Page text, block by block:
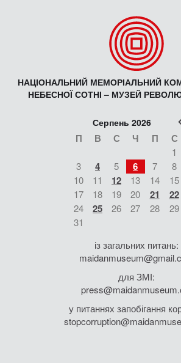
НАЦІОНАЛЬНИЙ МЕМОРІАЛЬНИЙ
НЕБЕСНОЇ СОТНІ – МУЗЕЙ
Серпень 2026
П В С Ч П С
1
3 4 5 6 7 8
10
11 12 13 14 15
17
18 19 20 21 22
24
25 26 27 28 29
31
із загальних питань:
для ЗМІ:
у питаннях запобігання